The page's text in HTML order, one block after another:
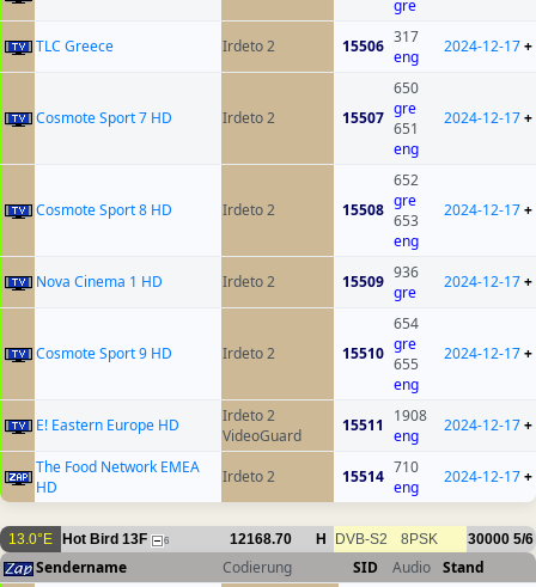
gre
TLC Greece Irdeto 2 15506 317
eng
2024-12-17+
Cosmote Sport 7 HD Irdeto 2 15507
650
gre
651
eng
2024-12-17+
Cosmote Sport 8 HD Irdeto 2 15508
652
gre
653
eng
2024-12-17+
Nova Cinema 1 HD Irdeto 2 15509 936
gre
2024-12-17+
Cosmote Sport 9 HD Irdeto 2 15510
654
gre
655
eng
2024-12-17+
E! Eastern Europe HD
Irdeto 2
VideoGuard
15511
1908
eng
2024-12-17+
The Food Network EMEA
HD
Irdeto 2 15514 710
eng
2024-12-17+
13.0°E Hot Bird 13F 6 12168.70 H DVB-S2 8PSK 30000 5/6
Sendername Codierung SID Audio Stand